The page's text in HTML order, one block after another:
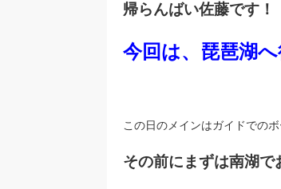
帰らんばい佐藤です！
今回は、琵琶湖
この日のメインはガイドでの
その前にまずは南湖で